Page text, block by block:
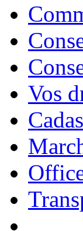
Vos